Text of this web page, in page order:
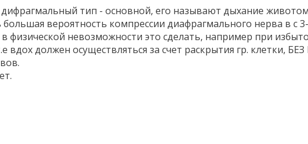
тип - основной, его называют дыхание
вероятность компрессии диафрагмального нерва в
невозможности это сделать, например при
должен осуществляться за счет раскрытия гр. клетки,